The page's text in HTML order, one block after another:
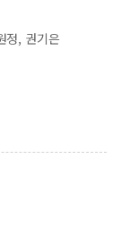
정, 권기은